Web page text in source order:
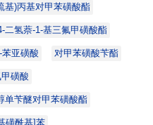
基)丙基对甲苯磺酸酯
二氢萘-1-基三氟甲磺酸酯
亚磺酸 对甲苯磺酸苄酯
磺酸
单苄醚对甲苯磺酸酯
磺酰基]苯